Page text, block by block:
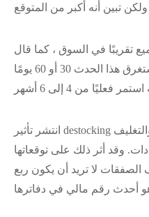
تقريبًا في السوق ، كما قال
فولهام. وتوقع معظم الناس أن يستغرق هذا الحدث 30 أو 60 يومًا
انتشر تأثير destocking على العملاء إلى شركات التعبئة والتغليف
وقد أثر ذلك على توقعاتها
لا تريد أن يكون ربع